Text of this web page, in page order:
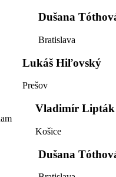
Dušana
Bratislava
Lukáš Hiľovský
Prešov
Vladimír Lipták
Košice
Dušana